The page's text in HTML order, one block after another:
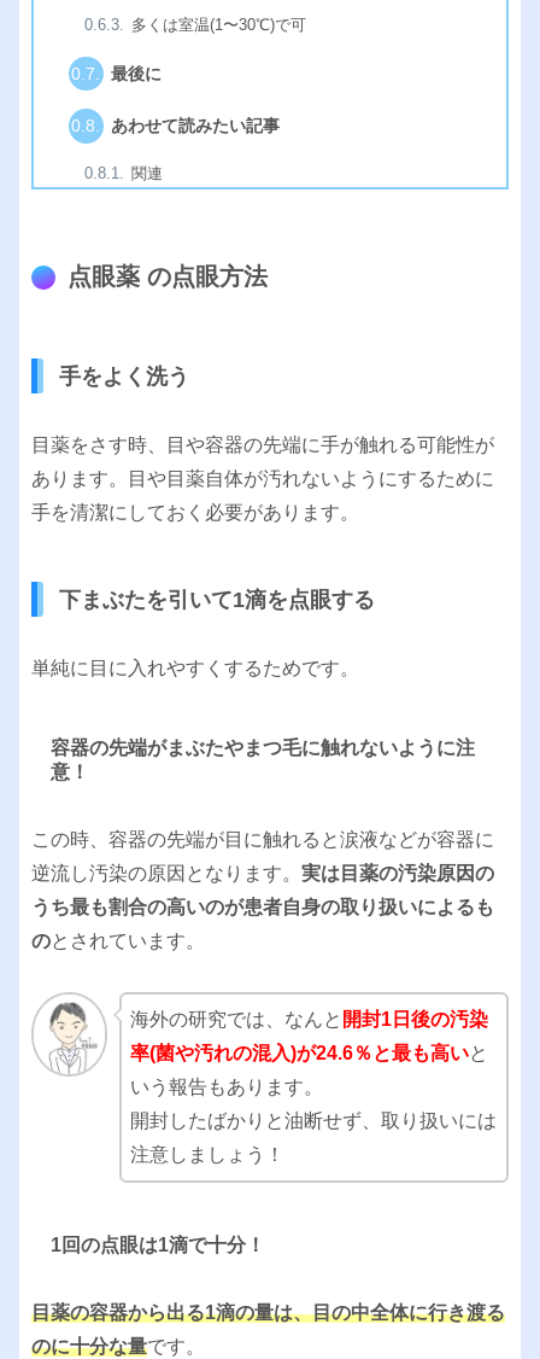
多くは室温(1〜30℃)で可
最後に
あわせて読みたい記事
関連
点眼薬 の点眼方法
手をよく洗う
目薬をさす時、目や容器の先端に手が触れる可能性が
あります。目や目薬自体が汚れないようにするために
手を清潔にしておく必要があります。
下まぶたを引いて1滴を点眼する
単純に目に入れやすくするためです。
容器の先端がまぶたやまつ毛に触れないように注
意！
この時、容器の先端が目に触れると涙液などが容器に
逆流し汚染の原因となります。 実は目薬の汚染原因の
うち最も割合の高いのが患者自身の取り扱いによるも
のとされています。
海外の研究では、なんと 開封1日後の汚染
率(菌や汚れの混入)が24.6％と最も高いと
いう報告もあります。
開封したばかりと油断せず、取り扱いには
注意しましょう！
1回の点眼は1滴で十分！
目薬の容器から出る1滴の量は、目の中全体に行き渡る
のに十分な量です。